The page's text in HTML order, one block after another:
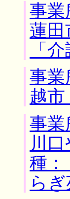
事
蓮
「
事
越
事
川
種：
らぎ